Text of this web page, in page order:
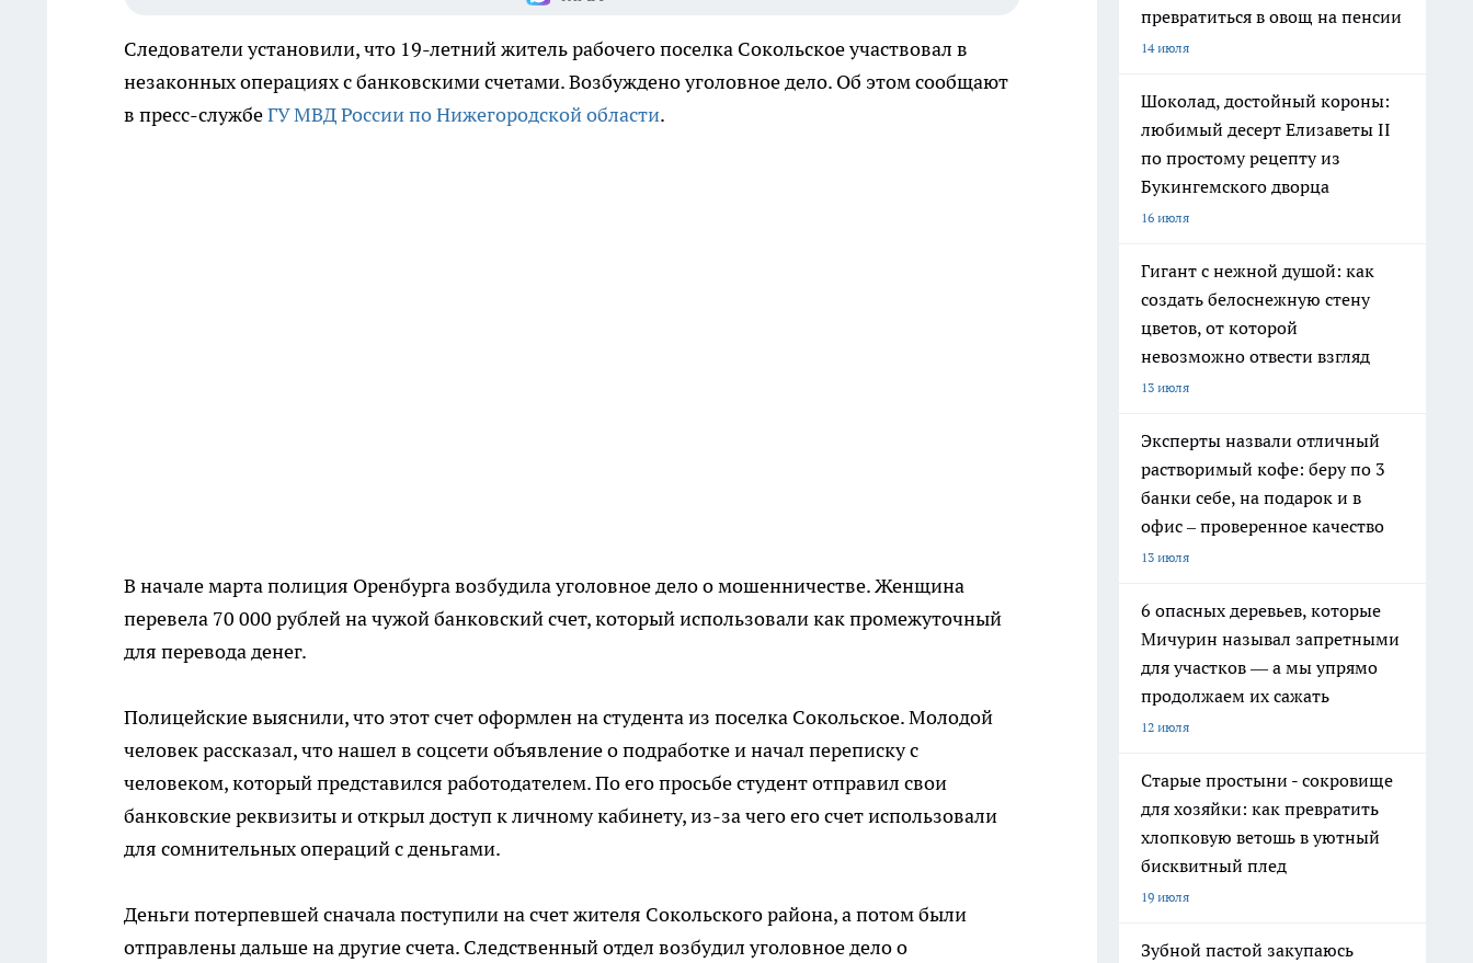
Следователи установили, что 19-летний житель рабочего поселка Сокольское участвовал в
незаконных операциях с банковскими счетами. Возбуждено уголовное дело. Об этом сообщают
в пресс-службеГУ МВД России по Нижегородской области.
В начале марта полиция Оренбурга возбудила уголовное дело о мошенничестве. Женщина
перевела 70 000 рублей на чужой банковский счет, который использовали как промежуточный
для перевода денег.
Полицейские выяснили, что этот счет оформлен на студента из поселка Сокольское. Молодой
человек рассказал, что нашел в соцсети объявление о подработке и начал переписку с
человеком, который представился работодателем. По его просьбе студент отправил свои
банковские реквизиты и открыл доступ к личному кабинету, из-за чего его счет использовали
для сомнительных операций с деньгами.
Деньги потерпевшей сначала поступили на счет жителя Сокольского района, а потом были
отправлены дальше на другие счета. Следственный отдел возбудил уголовное дело о
превратиться в овощ на пенсии
14 июля
Шоколад, достойный короны:
любимый десерт Елизаветы II
по простому рецепту из
Букингемского дворца
16 июля
Гигант с нежной душой: как
создать белоснежную стену
цветов, от которой
невозможно отвести взгляд
13 июля
Эксперты назвали отличный
растворимый кофе: беру по 3
банки себе, на подарок и в
офис – проверенное качество
13 июля
6 опасных деревьев, которые
Мичурин называл запретными
для участков — а мы упрямо
продолжаем их сажать
12 июля
Старые простыни - сокровище
для хозяйки: как превратить
хлопковую ветошь в уютный
бисквитный плед
19 июля
Зубной пастой закупаюсь